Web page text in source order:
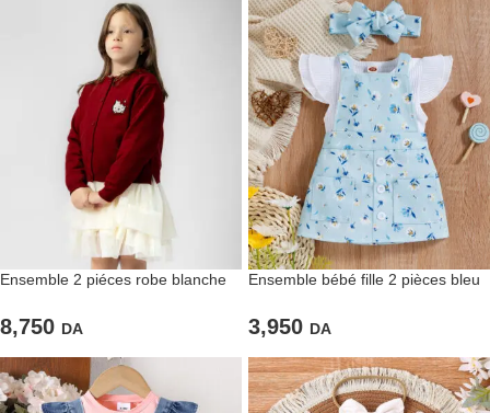
Ensemble 2 piéces robe blanche
8,750 DA
Ensemble bébé fille 2 pièces bleu
3,950 DA